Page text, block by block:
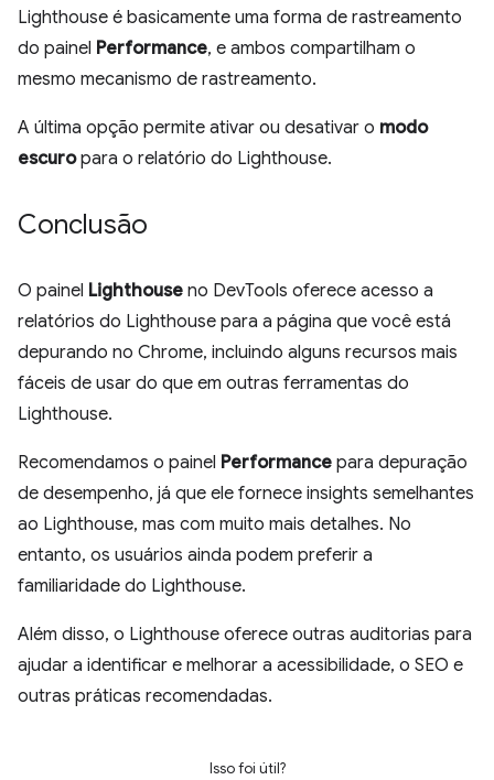
Lighthouse é basicamente uma forma de rastreamento
do painel Performance, e ambos compartilham o
mesmo mecanismo de rastreamento.
A última opção permite ativar ou desativar o modo
escuropara o relatório do Lighthouse.
Conclusão
O painel Lighthouse no DevTools oferece acesso a
relatórios do Lighthouse para a página que você está
depurando no Chrome, incluindo alguns recursos mais
fáceis de usar do que em outras ferramentas do
Lighthouse.
Recomendamos o painel Performance para depuração
de desempenho, já que ele fornece insights semelhantes
ao Lighthouse, mas com muito mais detalhes. No
entanto, os usuários ainda podem preferir a
familiaridade do Lighthouse.
Além disso, o Lighthouse oferece outras auditorias para
ajudar a identificar e melhorar a acessibilidade, o SEO e
outras práticas recomendadas.
Isso foi útil?